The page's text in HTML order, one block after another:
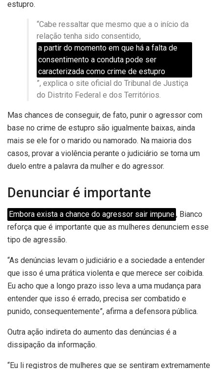
estupro.
“Cabe ressaltar que mesmo que a o início da
relação tenha sido consentido,
a partir do momento em que há a falta de
consentimento a conduta pode ser
caracterizada como crime de estupro
”, explica o site oficial do Tribunal de Justiça
do Distrito Federal e dos Territórios.
Mas chances de conseguir, de fato, punir o agressor com
base no crime de estupro são igualmente baixas, ainda
mais se ele for o marido ou namorado. Na maioria dos
casos, provar a violência perante o judiciário se torna um
duelo entre a palavra da mulher e do agressor.
Denunciar é importante
Embora exista a chance do agressor sair impune, Bianco
reforça que é importante que as mulheres denunciem esse
tipo de agressão.
“As denúncias levam o judiciário e a sociedade a entender
que isso é uma prática violenta e que merece ser coibida.
Eu acho que a longo prazo isso leva a uma mudança para
entender que isso é errado, precisa ser combatido e
punido, consequentemente”, afirma a defensora pública.
Outra ação indireta do aumento das denúncias é a
dissipação da informação.
“Eu li registros de mulheres que se sentiram extremamente